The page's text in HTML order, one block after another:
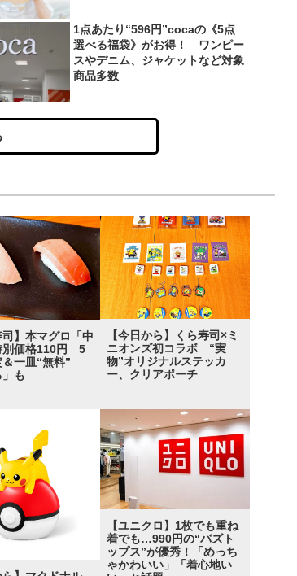
1点あたり“596円”cocaの《5点
選べる福袋》がお得！ ワンピー
スやデニム、ジャケットなど対象
商品多数
司】本マグロ「中
別価格110円 5
＆一皿“無料”
」も
【今日から】くら寿司×ミ
ニオンズ初コラボ “実
物”オリジナルステッカ
ー、クリアポーチ
【ユニクロ】1枚でも重ね
着でも…990円の“バズト
ップス”が優秀！「めっち
ゃかわいい」「着心地い